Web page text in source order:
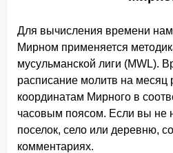
Для вычисления времени
Мирном применяется
мусульманской лиги (MWL).
расписание молитв на месяц
координатам Мирного в
часовым поясом. Если вы не
поселок, село или деревню,
комментариях.